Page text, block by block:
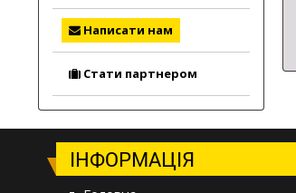
Написати нам
Стати партнером
ІНФОРМАЦІЯ